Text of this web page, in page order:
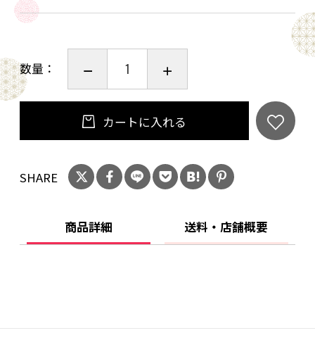
数量：
カートに入れる
SHARE
商品詳細 送料・店舗概要